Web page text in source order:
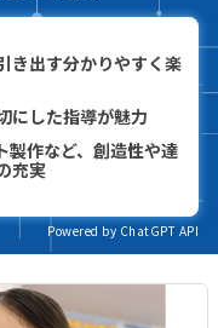
き出す分かりやすく楽
にした指導が魅力
製作など、創造性や達
充実
Powered by ChatGPT API